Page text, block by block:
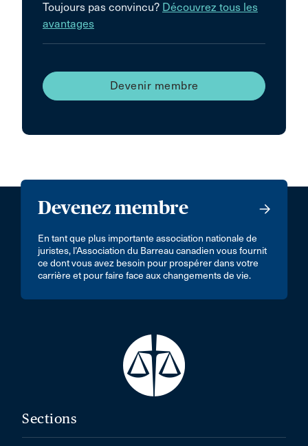
Toujours pas convincu? Découvrez tous les
avantages
Devenir membre
Devenez membre
En tant que plus importante association nationale de
juristes, l’Association du Barreau canadien vous fournit
ce dont vous avez besoin pour prospérer dans votre
carrière et pour faire face aux changements de vie.
Sections